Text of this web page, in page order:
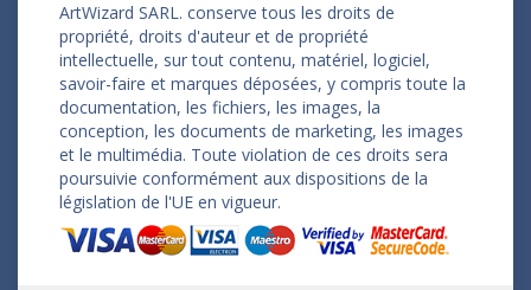
ArtWizard SARL. conserve tous les droits de
propriété, droits d'auteur et de propriété
intellectuelle, sur tout contenu, matériel, logiciel,
savoir-faire et marques déposées, y compris toute la
documentation, les fichiers, les images, la
conception, les documents de marketing, les images
et le multimédia. Toute violation de ces droits sera
poursuivie conformément aux dispositions de la
législation de l'UE en vigueur.